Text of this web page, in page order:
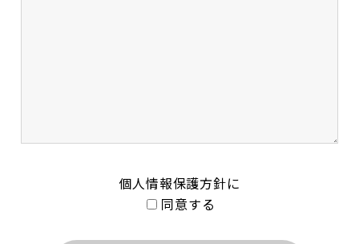
同意する
個人情報保護方針に